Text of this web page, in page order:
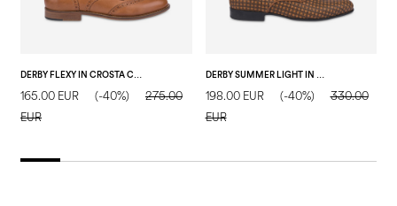
DERBY FLEXY IN CROSTA CUOIO
165.00 EUR (-40%)
275.00
EUR
DERBY SUMMER LIGHT IN VITELLO STAMPA TRECCIA CUOIO
198.00 EUR (-40%)
330.00
EUR